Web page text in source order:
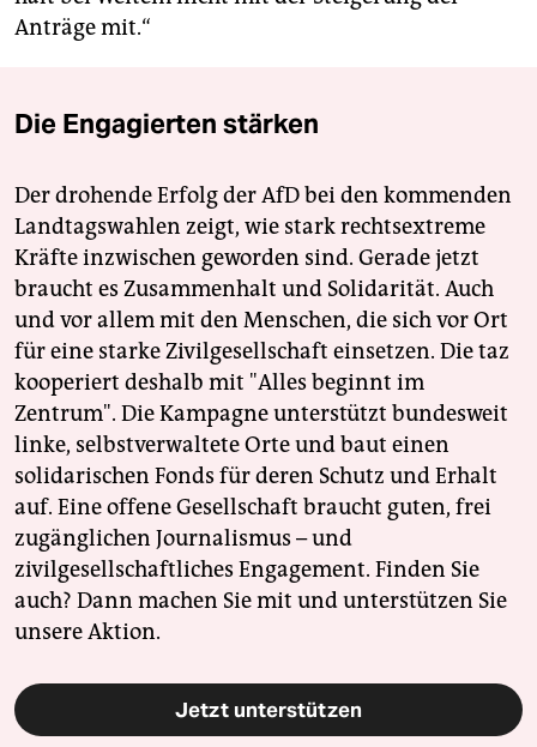
Anträge mit.“
Die Engagierten stärken
Der drohende Erfolg der AfD bei den kommenden
Landtagswahlen zeigt, wie stark rechtsextreme
Kräfte inzwischen geworden sind. Gerade jetzt
braucht es Zusammenhalt und Solidarität. Auch
und vor allem mit den Menschen, die sich vor Ort
für eine starke Zivilgesellschaft einsetzen. Die taz
kooperiert deshalb mit "Alles beginnt im
Zentrum". Die Kampagne unterstützt bundesweit
linke, selbstverwaltete Orte und baut einen
solidarischen Fonds für deren Schutz und Erhalt
auf. Eine offene Gesellschaft braucht guten, frei
zugänglichen Journalismus – und
zivilgesellschaftliches Engagement. Finden Sie
auch? Dann machen Sie mit und unterstützen Sie
unsere Aktion.
Jetzt unterstützen